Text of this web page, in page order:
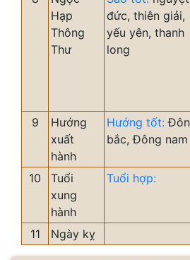
Hạp
Thông
Thư
đức, thiên giải,
yếu yên, thanh
long
9
Hướng
xuất
hành
Hướng tốt:
bắc, Đông nam
10
Tuổi
xung
hành
Tuổi hợp:
11 Ngày kỵ